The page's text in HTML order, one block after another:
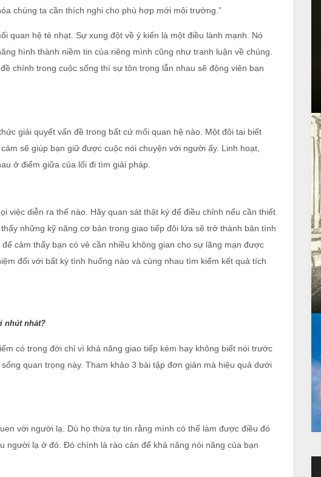
chúng ta cần thích nghi cho phù hợp mới môi trường.”
quan hệ tẻ nhạt. Sự xung đột về ý kiến là một điều lành mạnh. Nó
hình thành niềm tin của riêng mình cũng như tranh luận về chúng.
chính trong cuộc sống thì sự tôn trọng lẫn nhau sẽ động viên bạn
giải quyết vấn đề trong bất cứ mối quan hệ nào. Một đôi tai biết
sẽ giúp bạn giữ được cuộc nói chuyện với người ấy. Linh hoạt,
ở điểm giữa của lối đi tìm giải pháp.
việc diễn ra thế nào. Hãy quan sát thật ký để điều chỉnh nếu cần thiết.
những kỹ năng cơ bản trong giao tiếp đôi lứa sẽ trở thành bản tính
cảm thấy bạn có vẻ cần nhiều không gian cho sự lãng mạn được
đối với bất kỳ tình huống nào và cùng nhau tìm kiếm kết quả tích
nhút nhát?
có trong đời chỉ vì khả năng giao tiếp kém hay không biết nói trước
quan trọng này. Tham khảo 3 bài tập đơn giản mà hiệu quả dưới
với người lạ. Dù họ thừa tự tin rằng mình có thể làm được điều đó
người lạ ở đó. Đó chính là rào cản để khả năng nói năng của bạn